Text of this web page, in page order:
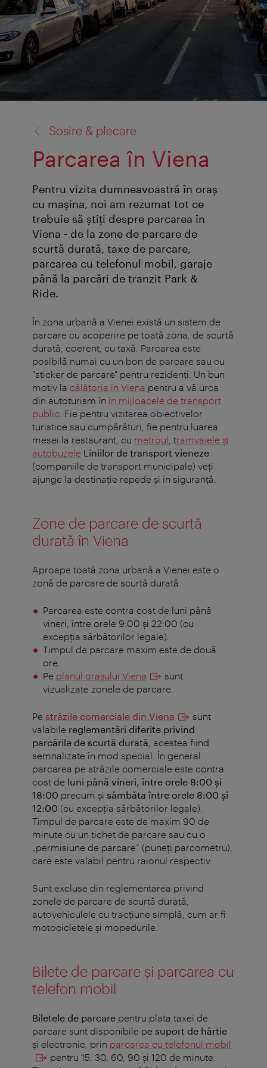
Sosire & plecare
Parcarea în Viena
Pentru vizita dumneavoastră în oraș
cu mașina, noi am rezumat tot ce
trebuie să știți despre parcarea în
Viena - de la zone de parcare de
scurtă durată, taxe de parcare,
parcarea cu telefonul mobil, garaje
până la parcări de tranzit Park &
Ride.
În zona urbană a Vienei există un sistem de
parcare cu acoperire pe toată zona, de scurtă
durată, coerent, cu taxă. Parcarea este
posibilă numai cu un bon de parcare sau cu
"sticker de parcare" pentru rezidenţi. Un bun
motiv la călătoria în Viena pentru a vă urca
din autoturism în în mijloacele de transport
public . Fie pentru vizitarea obiectivelor
turistice sau cumpărături, fie pentru luarea
mesei la restaurant, cu metroul , tramvaiele şi
autobuzele Liniilor de transport vieneze
(companiile de transport municipale) veţi
ajunge la destinaţie repede şi în siguranţă.
Zone de parcare de scurtă
durată în Viena
Aproape toată zona urbană a Vienei este o
zonă de parcare de scurtă durată.
Parcarea este contra cost de luni până
vineri, între orele 9:00 și 22:00 (cu
excepția sărbătorilor legale).
Timpul de parcare maxim este de două
ore.
Pe planul oraşului Viena
sunt
vizualizate zonele de parcare.
Pe străzile comerciale din Viena
sunt
valabile reglementări diferite privind
parcările de scurtă durată , acestea fiind
semnalizate în mod special. În general
parcarea pe străzile comerciale este contra
cost de luni până vineri, între orele 8:00 și
18:00 precum şi sâmbăta între orele 8:00 şi
12:00 (cu excepția sărbătorilor legale).
Timpul de parcare este de maxim 90 de
minute cu un tichet de parcare sau cu o
„permisiune de parcare” (puneți parcometru),
care este valabil pentru raionul respectiv.
Sunt excluse din reglementarea privind
zonele de parcare de scurtă durată,
autovehiculele cu tracţiune simplă, cum ar fi
motocicletele și mopedurile.
Bilete de parcare și parcarea cu
telefon mobil
Biletele de parcare pentru plata taxei de
parcare sunt disponibile pe suport de hârtie
și electronic, prin parcarea cu telefonul mobil
pentru 15, 30, 60, 90 și 120 de minute.